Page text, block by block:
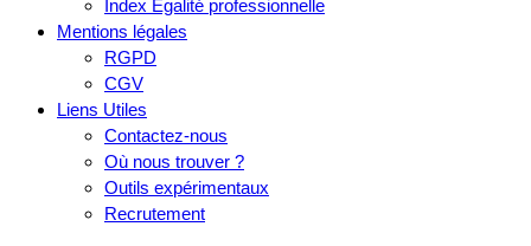
Index Egalité professionnelle
Mentions légales
RGPD
CGV
Liens Utiles
Contactez-nous
Où nous trouver ?
Outils expérimentaux
Recrutement